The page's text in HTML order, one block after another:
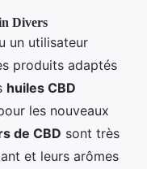
Divers
un utilisateur
produits adaptés
huiles CBD
les nouveaux
de CBD sont très
et leurs arômes